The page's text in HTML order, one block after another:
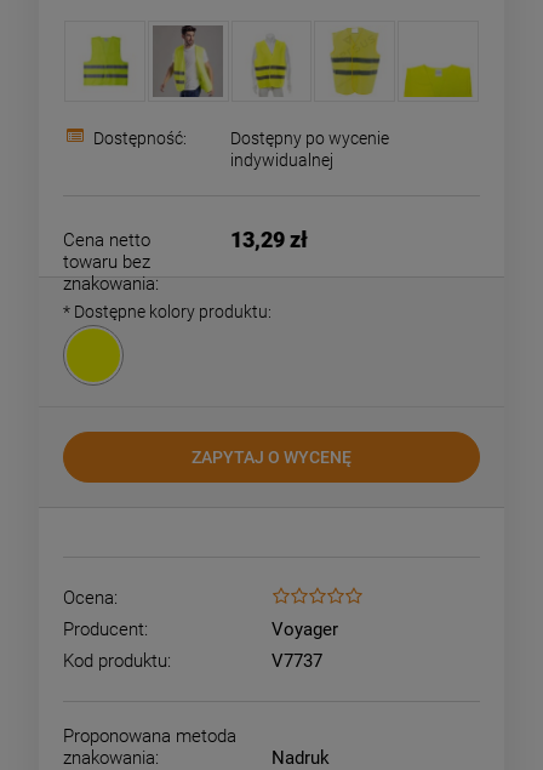
Dostępność:
Dostępny po wycenie
indywidualnej
Cena netto
towaru bez
znakowania:
13,29 zł
* Dostępne kolory produktu:
ZAPYTAJ O WYCENĘ
Ocena:
Producent:
Voyager
Kod produktu:
V7737
Proponowana metoda
znakowania:
Nadruk